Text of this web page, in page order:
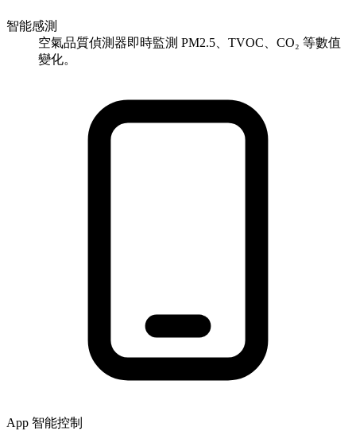
智能感測
空氣品質偵測器即時監測 PM2.5、TVOC、CO₂ 等數值
變化。
App 智能控制